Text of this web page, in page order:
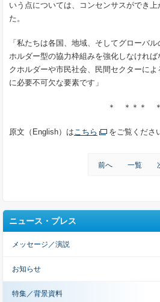
いう点については、コンセンサスができ
た。
「私たちは各国、地域、そしてグローバ
ホルダー型の協力枠組みを強化しなけれ
クホルダーや市民社会、民間セクターに
に必要不可欠な要素です」
＊ ＊＊＊ ＊
原文（English）はこちら をご覧くださ
前へ 一覧
ニュース・プレス
メッセージ／演説
お知らせ
特集／背景資料